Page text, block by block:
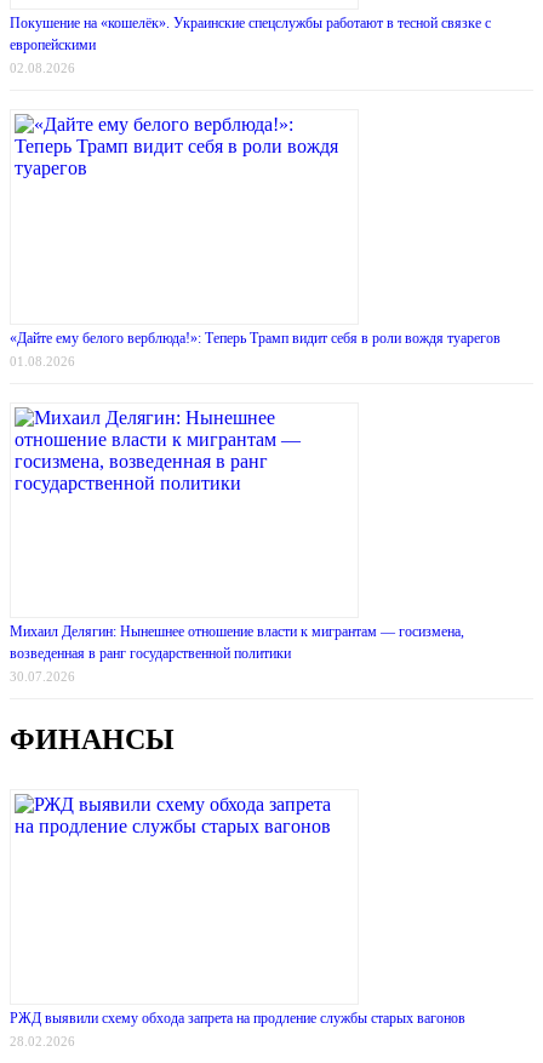
Покушение на «кошелёк». Украинские спецслужбы работают в тесной связке с
европейскими
02.08.2026
«Дайте ему белого верблюда!»: Теперь Трамп видит себя в роли вождя туарегов
01.08.2026
Михаил Делягин: Нынешнее отношение власти к мигрантам — госизмена,
возведенная в ранг государственной политики
30.07.2026
ФИНАНСЫ
РЖД выявили схему обхода запрета на продление службы старых вагонов
28.02.2026